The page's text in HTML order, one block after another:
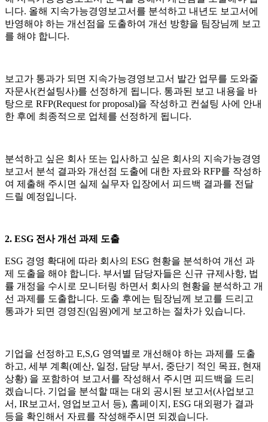
니다. 올해 지속가능경영보고서를 분석하고 내년도 보고서에
반영해야 하는 개선점을 도출하여 개선 방향을 팀장님께 보고
를 해야 합니다.
보고가 통과가 되면 지속가능경영보고서 발간 업무를 도와줄
자문사(컨설팅사)를 선정하게 됩니다. 통과된 보고 내용을 바
탕으로 RFP(Request for proposal)을 작성하고 컨설팅 사에 안내
한 후에 최종적으로 업체를 선정하게 됩니다.
분석하고 싶은 회사 또는 입사하고 싶은 회사의 지속가능경영
보고서 분석 결과와 개선점 도출에 대한 자료와 RFP를 작성하
여 제출해 주시면 실제 실무자 입장에서 피드백 결과를 전달
드릴 예정입니다.
2. ESG 전사 개선 과제 도출
ESG 경영 확대에 따라 회사의 ESG 현황을 분석하여 개선 과
제 도출을 해야 합니다. 부서별 담당자들은 신규 규제사항, 법
률 개정을 수시로 모니터링 하면서 회사의 현황을 분석하고 개
선 과제를 도출합니다. 도출 후에는 팀장님께 보고를 드리고
통과가 되면 경영진(임원)에게 보고하는 절차가 있습니다.
기업을 선정하고 E,S,G 영역별로 개선해야 하는 과제를 도출
하고, 세부 계획(예산, 일정, 담당 부서, 중단기 적인 목표, 현재
상황) 을 포함하여 보고서를 작성해서 주시면 피드백을 드리
겠습니다. 기업을 분석할 때는 대외 공시된 보고서(사업보고
서, IR보고서, 영업보고서 등), 홈페이지, ESG 대외평가 결과
등을 확인해서 자료를 작성해주시면 되겠습니다.